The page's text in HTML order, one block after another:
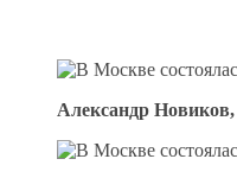
Александр